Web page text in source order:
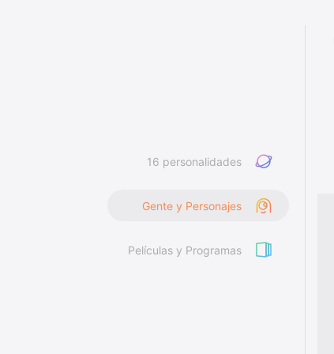
16 personalidades
Gente y Personajes
Películas y Programas